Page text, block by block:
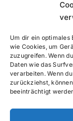
Um dir ein optimales
wie Cookies, um
zuzugreifen. Wenn
Daten wie das
verarbeiten. Wenn
zurückziehst,
beeinträchtigt
Impressum